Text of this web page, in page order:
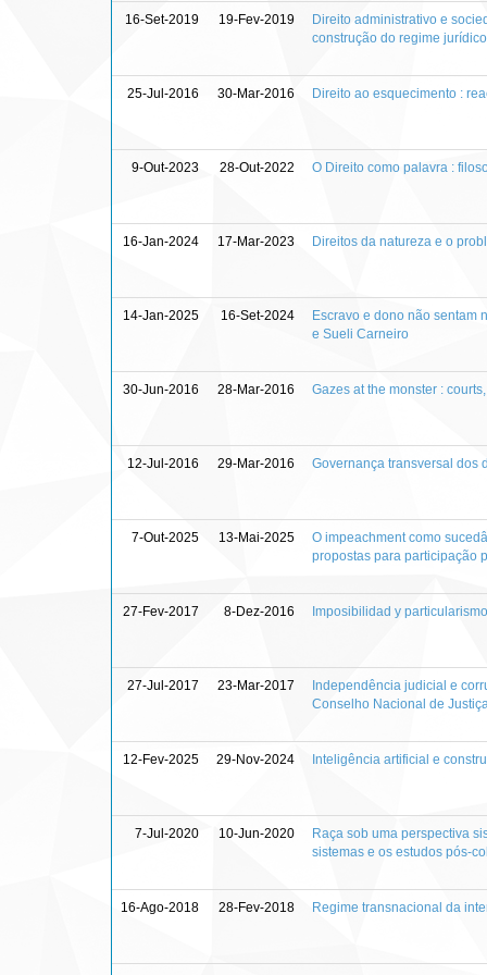
16-Set-2019 19-Fev-2019
Direito administrativo e
construção do regime
25-Jul-2016 30-Mar-2016 Direito ao esquecimento :
9-Out-2023 28-Out-2022 O Direito como palavra :
16-Jan-2024 17-Mar-2023 Direitos da natureza e o
14-Jan-2025 16-Set-2024
Escravo e dono não sentam
e Sueli Carneiro
30-Jun-2016 28-Mar-2016 Gazes at the monster :
12-Jul-2016 29-Mar-2016 Governança transversal dos
7-Out-2025 13-Mai-2025
O impeachment como
propostas para participação
27-Fev-2017 8-Dez-2016 Imposibilidad y
27-Jul-2017 23-Mar-2017
Independência judicial e
Conselho Nacional de
12-Fev-2025 29-Nov-2024 Inteligência artificial e
7-Jul-2020 10-Jun-2020
Raça sob uma perspectiva
sistemas e os estudos pós-
16-Ago-2018 28-Fev-2018 Regime transnacional da